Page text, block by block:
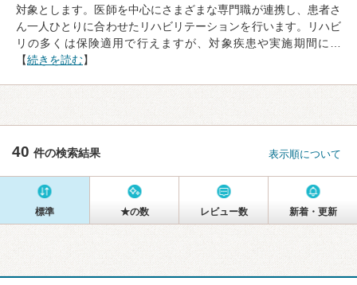
対象とします。医師を中心にさまざまな専門職が連携し、患者さ
ん一人ひとりに合わせたリハビリテーションを行います。リハビ
リの多くは保険適用で行えますが、対象疾患や実施期間に…
【続きを読む】
40 件の検索結果 表示順について
標準 ★の数 レビュー数 新着・更新